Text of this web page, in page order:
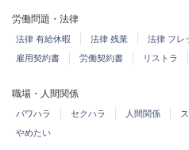
労働問題・法律
法律 有給休暇 法律 残業 法律 フレ
雇用契約書
労働契約書 リストラ
職場・人間関係
パワハラ セクハラ 人間関係
やめたい